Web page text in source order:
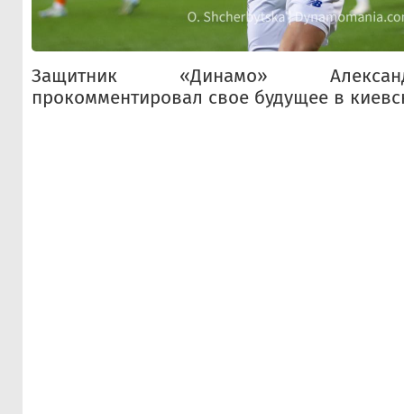
Защитник «Динамо»
прокомментировал свое будущее в